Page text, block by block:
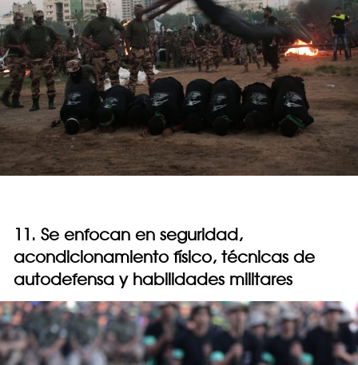
11. Se enfocan en seguridad,
acondicionamiento físico, técnicas de
autodefensa y habilidades militares